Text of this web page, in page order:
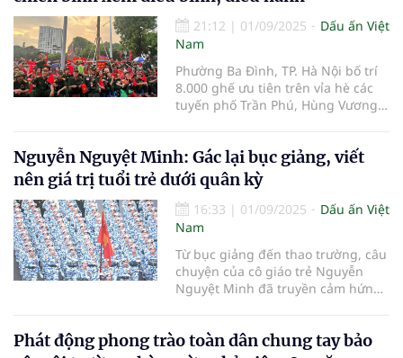
21:12 | 01/09/2025
Dấu ấn Việt
Nam
Phường Ba Đình, TP. Hà Nội bố trí
8.000 ghế ưu tiên trên vỉa hè các
tuyến phố Trần Phú, Hùng Vương
Nguyễn Nguyệt Minh: Gác lại bục giảng, viết
nên giá trị tuổi trẻ dưới quân kỳ
16:33 | 01/09/2025
Dấu ấn Việt
Nam
Từ bục giảng đến thao trường, câu
chuyện của cô giáo trẻ Nguyễn
Nguyệt Minh đã truyền cảm hứng
Phát động phong trào toàn dân chung tay bảo